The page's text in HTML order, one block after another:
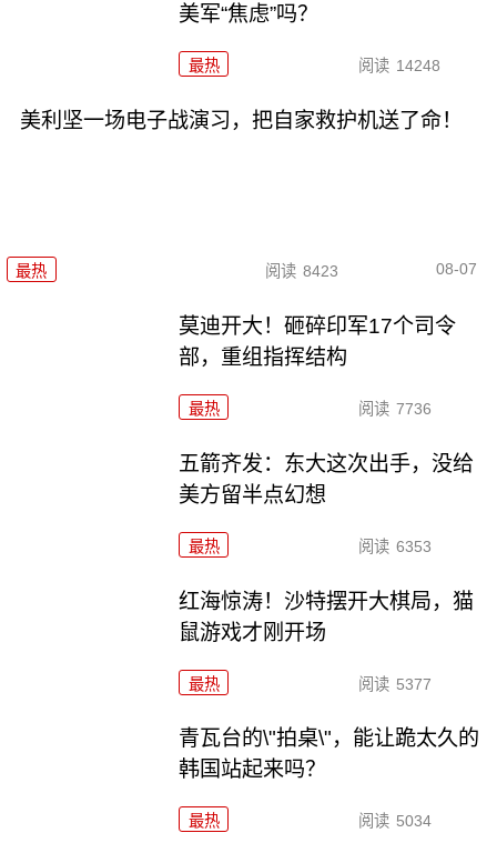
美军“焦虑”吗？
最热 阅读 14248
美利坚一场电子战演习，把自家救护机送了命！
最热 阅读 8423 08-07
莫迪开大！砸碎印军17个司令
部，重组指挥结构
最热 阅读 7736
五箭齐发：东大这次出手，没给
美方留半点幻想
最热 阅读 6353
红海惊涛！沙特摆开大棋局，猫
鼠游戏才刚开场
最热 阅读 5377
青瓦台的\"拍桌\"，能让跪太久的
韩国站起来吗？
最热 阅读 5034